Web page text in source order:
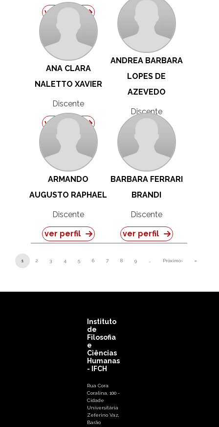
ver perfil
ANA CLARA
NALETTO XAVIER
Discente
ver perfil
ANDREA BARBARA
LOPES DE
AZEVEDO
Discente
ARMANDO
AUGUSTO RAPHAEL
Discente
ver perfil
BARBARA FERRARI
BRANDI
Discente
ver perfil
Paginação
1 2 3 4 5 6 7 8 9 Próximo›
Próxima página
»
Última
Instituto
de
Filosofia
e
Ciências
Humanas
- IFCH
Rua Cora
Coralina, 100 -
Cidade
Universitária
Zeferino Vaz,
Barão